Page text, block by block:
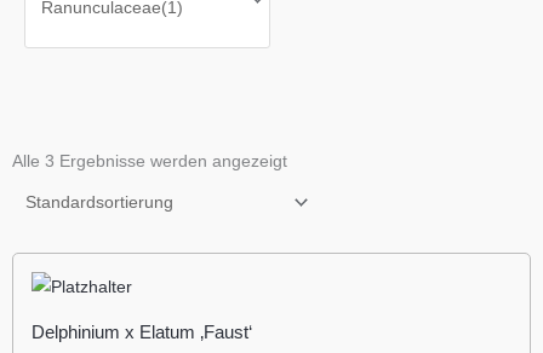
Alle 3 Ergebnisse werden angezeigt
Delphinium x Elatum ‚Faust‘